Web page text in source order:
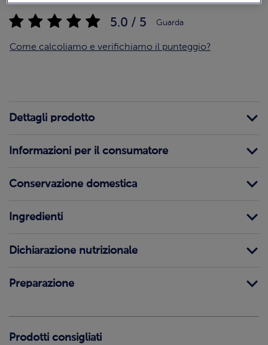
5.0 / 5 Guarda
Come calcoliamo e verifichiamo il punteggio?
Dettagli prodotto
Informazioni per il consumatore
Conservazione domestica
Ingredienti
Dichiarazione nutrizionale
Preparazione
Prodotti consigliati